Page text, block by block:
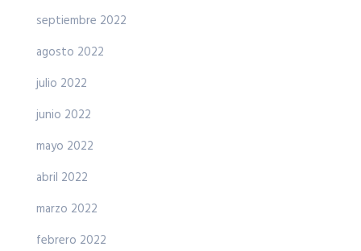
septiembre 2022
agosto 2022
julio 2022
junio 2022
mayo 2022
abril 2022
marzo 2022
febrero 2022